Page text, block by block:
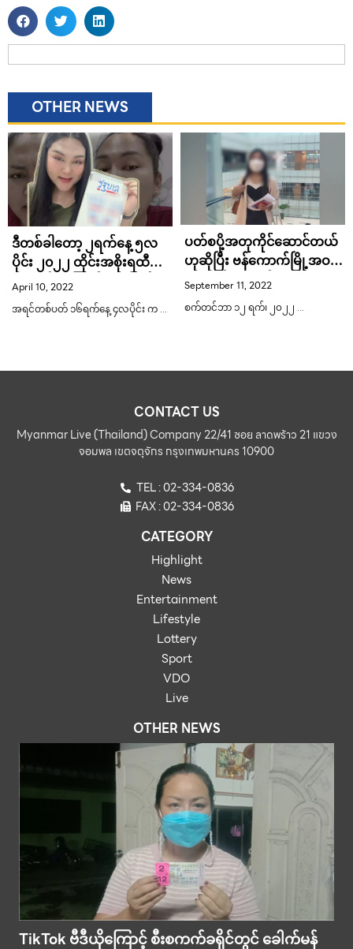
OTHER NEWS
ဒီတစ်ခါတော့ ၂ရက်နေ့ ၅လ
ပိုင်း ၂၀၂၂ ထိုင်းအစိုးရထီ
အတွက် ယုံကြည်မှု အပြည့်နဲ့
ကျေးနူန်းပေးသာဂဏန်း
ကောင်း
April 10, 2022
အရင်တစ်ပတ် ၁၆ရက်နေ့ ၄လပိုင်း က …
ပတ်စပို့အတုကိုင်ဆောင်တယ်
ဟုဆိုပြီး ဗန်ကောက်မြို့အဝင်
လေဆိပ်မှာအဖမ်းခံရ
September 11, 2022
စက်တင်ဘာ ၁၂ ရက်၊ ၂၀၂၂ …
CONTACT US
Myanmar Live (Thailand) Company 22/41 ซอย ลาดพร้าว 21 แขวง
จอมพล เขตจตุจักร กรุงเทพมหานคร 10900
TEL : 02-334-0836
FAX : 02-334-0836
CATEGORY
Highlight
News
Entertainment
Lifestyle
Lottery
Sport
VDO
Live
OTHER NEWS
TikTok ဗီဒီယိုကြောင့် စီးစကက်ခရိုင်တွင် ခေါက်မန်